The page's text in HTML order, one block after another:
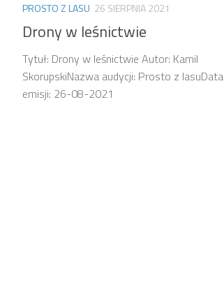
PROSTO Z LASU 26 SIERPNIA 2021
Drony w leśnictwie
Tytuł: Drony w leśnictwie Autor: Kamil
SkorupskiNazwa audycji: Prosto z lasuData
emisji: 26-08-2021